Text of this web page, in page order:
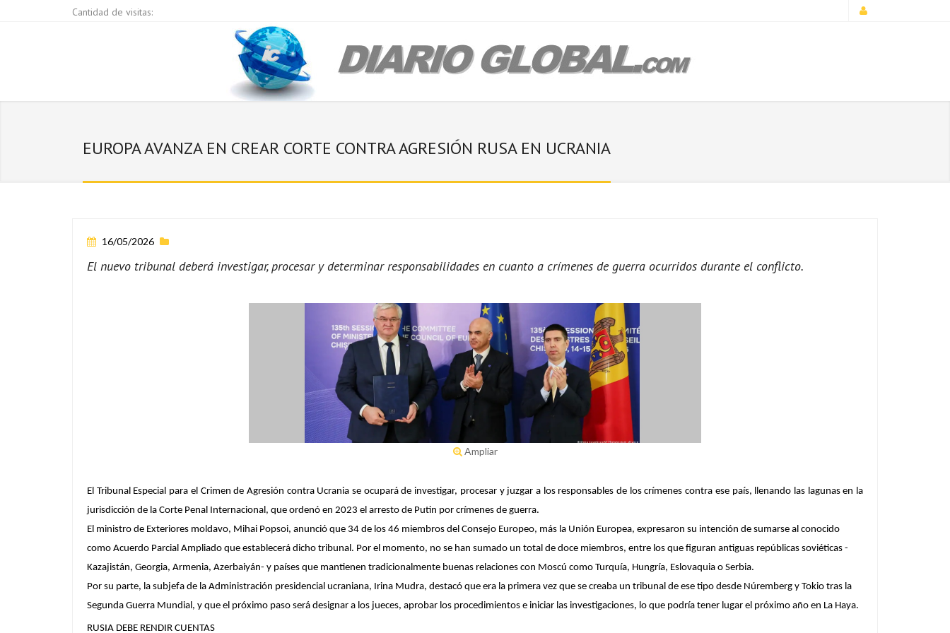
Cantidad de visitas:
EUROPA AVANZA EN CREAR CORTE CONTRA AGRESIÓN RUSA EN UCRANIA
16/05/2026
El nuevo tribunal deberá investigar, procesar y determinar responsabilidades en cuanto a crímenes de guerra ocurridos durante el conflicto.
Ampliar
El Tribunal Especial para el Crimen de Agresión contra Ucrania se ocupará de investigar, procesar y juzgar a los responsables de los crímenes contra ese país, llenando las lagunas en la
jurisdicción de la Corte Penal Internacional, que ordenó en 2023 el arresto de Putin por crímenes de guerra.
El ministro de Exteriores moldavo, Mihai Popsoi, anunció que 34 de los 46 miembros del Consejo Europeo, más la Unión Europea, expresaron su intención de sumarse al conocido
como Acuerdo Parcial Ampliado que establecerá dicho tribunal. Por el momento, no se han sumado un total de doce miembros, entre los que figuran antiguas repúblicas soviéticas -
Kazajistán, Georgia, Armenia, Azerbaiyán- y países que mantienen tradicionalmente buenas relaciones con Moscú como Turquía, Hungría, Eslovaquia o Serbia.
Por su parte, la subjefa de la Administración presidencial ucraniana, Irina Mudra, destacó que era la primera vez que se creaba un tribunal de ese tipo desde Núremberg y Tokio tras la
Segunda Guerra Mundial, y que el próximo paso será designar a los jueces, aprobar los procedimientos e iniciar las investigaciones, lo que podría tener lugar el próximo año en La Haya.
RUSIA DEBE RENDIR CUENTAS